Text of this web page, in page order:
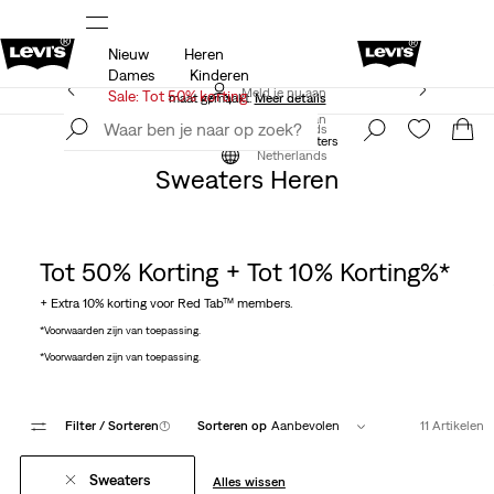
Sale: tot 50% + extra 10% korting*Meer details
Meld je nu aan
Netherlands
Nieuw
Heren
Dames
Kinderen
Sale: Tot 50% korting
Levi's App. Het beste van Levi’s®, speciaal voor jou op
maat gemaakt.Meer details
Meld je nu aan
Netherlands
Kleding Truien & Sweaters
Sweaters Heren
Tot 50% Korting + Tot 10% Korting%*
+ Extra 10% korting voor Red Tab™ members.
*Voorwaarden zijn van toepassing.
*Voorwaarden zijn van toepassing.
Filter / Sorteren(1) Sorteren op Aanbevolen 11 Artikelen
Sweaters Alles wissen